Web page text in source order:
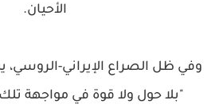
الأحيان.
وفي ظل الصراع الإيراني-الروسي،
"بلا حول ولا قوة في مواجهة